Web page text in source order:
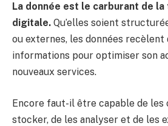
La donnée est le carburant de
digitale. Qu’elles soient
ou externes, les données recèlent
informations pour optimiser son
nouveaux services.
Encore faut-il être capable de les
stocker, de les analyser et de les